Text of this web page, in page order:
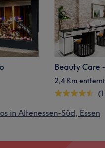
Beauty Care
2,4 Km entfernt
in Altenessen-Süd, Essen